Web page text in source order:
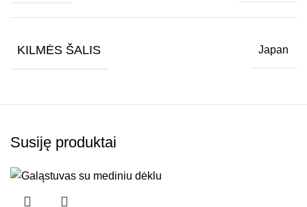
KILMĖS ŠALIS Japan
Susiję produktai